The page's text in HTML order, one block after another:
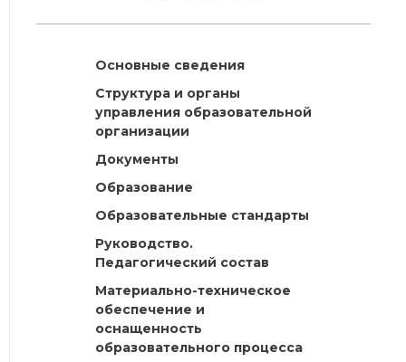
Основные сведения
Структура и органы
управления образовательной
организации
Документы
Образование
Образовательные стандарты
Руководство.
Педагогический состав
Материально-техническое
обеспечение и
оснащенность
образовательного процесса